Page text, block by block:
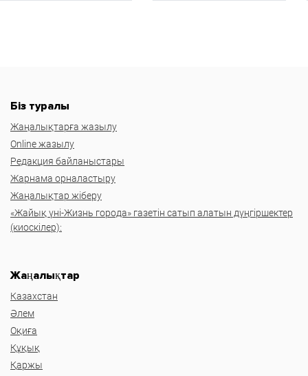
Біз туралы
Жаңалықтарға жазылу
Online жазылу
Редакция байланыстары
Жарнама орналастыру
Жаңалықтар жіберу
«Жайық үні-Жизнь города» газетін сатып алатын дүңгіршектер
(киоскілер):
Жаңалықтар
Казахстан
Әлем
Оқиға
Құқық
Қаржы